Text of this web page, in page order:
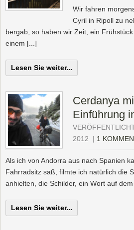
Wir fahren
Cyril in Ripoll zu
bergab, so haben wir Zeit, ein
einem [...]
Lesen Sie weiter...
Cerdanya
Einführung
2012
| 1
Als ich von Andorra aus nach Spanien
Fahrradsitz saß, filmte ich natürlich die
anhielten, die Schilder, ein Wort auf
Lesen Sie weiter...